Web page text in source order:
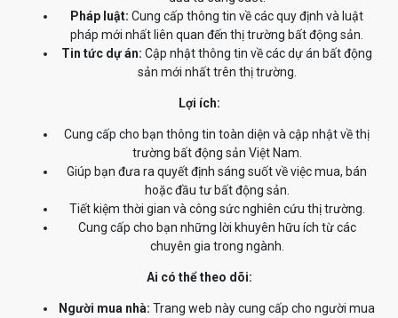
Pháp luật: Cung cấp thông tin về các quy định và luật
pháp mới nhất liên quan đến thị trường bất động sản.
Tin tức dự án: Cập nhật thông tin về các dự án bất động
sản mới nhất trên thị trường.
Lợi ích:
Cung cấp cho bạn thông tin toàn diện và cập nhật về thị
trường bất động sản Việt Nam.
Giúp bạn đưa ra quyết định sáng suốt về việc mua, bán
hoặc đầu tư bất động sản.
Tiết kiệm thời gian và công sức nghiên cứu thị trường.
Cung cấp cho bạn những lời khuyên hữu ích từ các
chuyên gia trong ngành.
Ai có thể theo dõi:
Người mua nhà: Trang web này cung cấp cho người mua